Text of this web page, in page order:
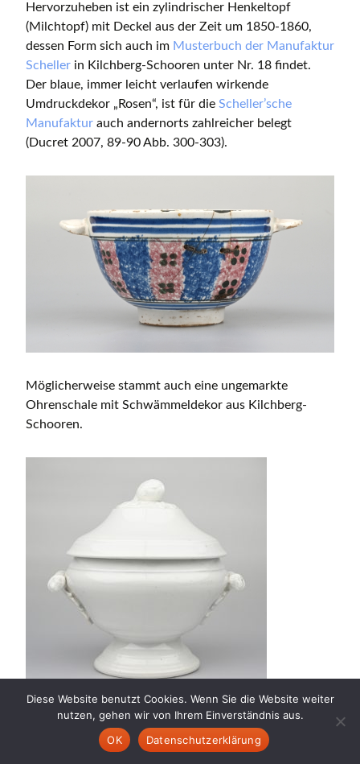
Hervorzuheben ist ein zylindrischer Henkeltopf
(Milchtopf) mit Deckel aus der Zeit um 1850-1860,
dessen Form sich auch im Musterbuch der Manufaktur
Scheller in Kilchberg-Schooren unter Nr. 18 findet.
Der blaue, immer leicht verlaufen wirkende
Umdruckdekor „Rosen“, ist für die Scheller’sche
Manufaktur auch andernorts zahlreicher belegt
(Ducret 2007, 89-90 Abb. 300-303).
Möglicherweise stammt auch eine ungemarkte
Ohrenschale mit Schwämmeldekor aus Kilchberg-
Schooren.
Diese Website benutzt Cookies. Wenn Sie die Website weiter
nutzen, gehen wir von Ihrem Einverständnis aus.
OK
Datenschutzerklärung